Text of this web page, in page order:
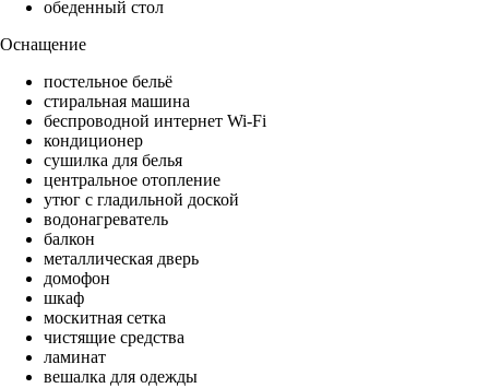
обеденный стол
Оснащение
постельное бельё
стиральная машина
беспроводной интернет Wi-Fi
кондиционер
сушилка для белья
центральное отопление
утюг с гладильной доской
водонагреватель
балкон
металлическая дверь
домофон
шкаф
москитная сетка
чистящие средства
ламинат
вешалка для одежды